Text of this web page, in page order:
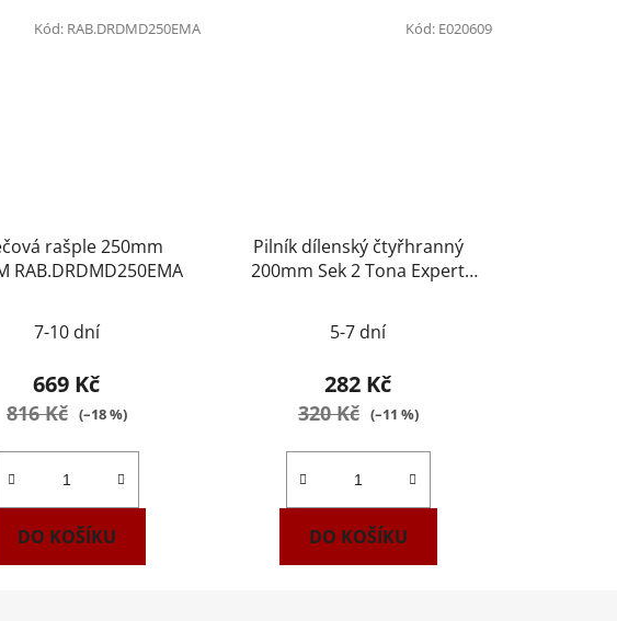
rašple 250mm
RAB.DRDMD250EMA
7-10 dní
669 Kč
816 Kč (–18 %)
DO KOŠÍKU
Kód: RAB.DRDMD250EMA
Pilník dílenský čtyřhranný
200mm Sek 2 Tona Expert
5-7 dní
282 Kč
320 Kč (–11 %)
DO KOŠÍKU
Kód: E020609